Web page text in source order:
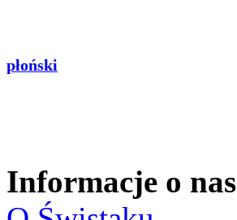
płoński
Informacje o nas